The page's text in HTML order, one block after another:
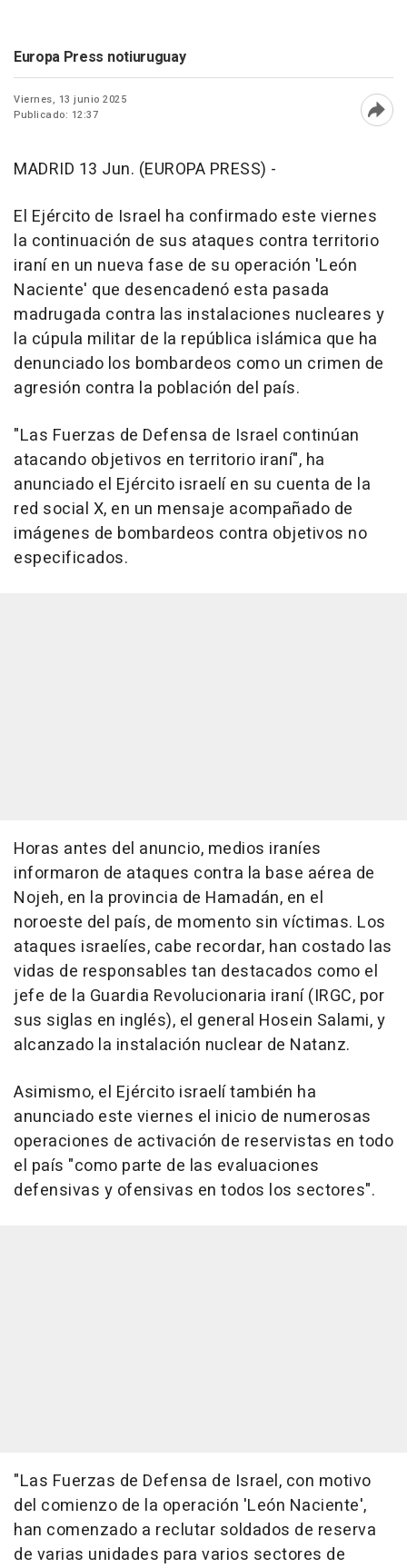
Europa Press notiuruguay
Viernes, 13 junio 2025
Publicado: 12:37
MADRID 13 Jun. (EUROPA PRESS) -
El Ejército de Israel ha confirmado este viernes
la continuación de sus ataques contra territorio
iraní en un nueva fase de su operación 'León
Naciente' que desencadenó esta pasada
madrugada contra las instalaciones nucleares y
la cúpula militar de la república islámica que ha
denunciado los bombardeos como un crimen de
agresión contra la población del país.
"Las Fuerzas de Defensa de Israel continúan
atacando objetivos en territorio iraní", ha
anunciado el Ejército israelí en su cuenta de la
red social X, en un mensaje acompañado de
imágenes de bombardeos contra objetivos no
especificados.
Horas antes del anuncio, medios iraníes
informaron de ataques contra la base aérea de
Nojeh, en la provincia de Hamadán, en el
noroeste del país, de momento sin víctimas. Los
ataques israelíes, cabe recordar, han costado las
vidas de responsables tan destacados como el
jefe de la Guardia Revolucionaria iraní (IRGC, por
sus siglas en inglés), el general Hosein Salami, y
alcanzado la instalación nuclear de Natanz.
Asimismo, el Ejército israelí también ha
anunciado este viernes el inicio de numerosas
operaciones de activación de reservistas en todo
el país "como parte de las evaluaciones
defensivas y ofensivas en todos los sectores".
"Las Fuerzas de Defensa de Israel, con motivo
del comienzo de la operación 'León Naciente',
han comenzado a reclutar soldados de reserva
de varias unidades para varios sectores de